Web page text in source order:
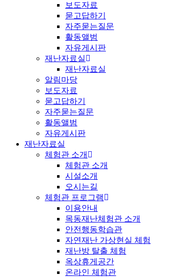
보도자료
묻고답하기
자주묻는질문
활동앨범
자유게시판
재난자료실
재난자료실
알림마당
보도자료
묻고답하기
자주묻는질문
활동앨범
자유게시판
재난자료실
체험관 소개
체험관 소개
시설소개
오시는길
체험관 프로그램
이용안내
목동재난체험관 소개
안전행동학습관
자연재난 가상현실 체험
재난방 탈출 체험
옥상휴게공간
온라인 체험관